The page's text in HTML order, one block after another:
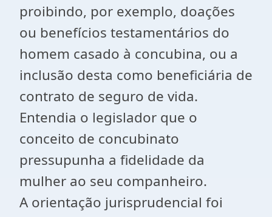
proibindo, por exemplo, doações
ou benefícios testamentários do
homem casado à concubina, ou a
inclusão desta como beneficiária de
contrato de seguro de vida.
Entendia o legislador que o
conceito de concubinato
pressupunha a fidelidade da
mulher ao seu companheiro.
A orientação jurisprudencial foi